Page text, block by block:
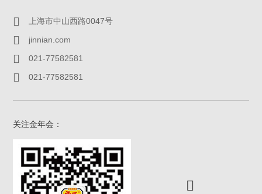
上海市中山西路0047号
jinnian.com
021-77582581
021-77582581
关注金年会：